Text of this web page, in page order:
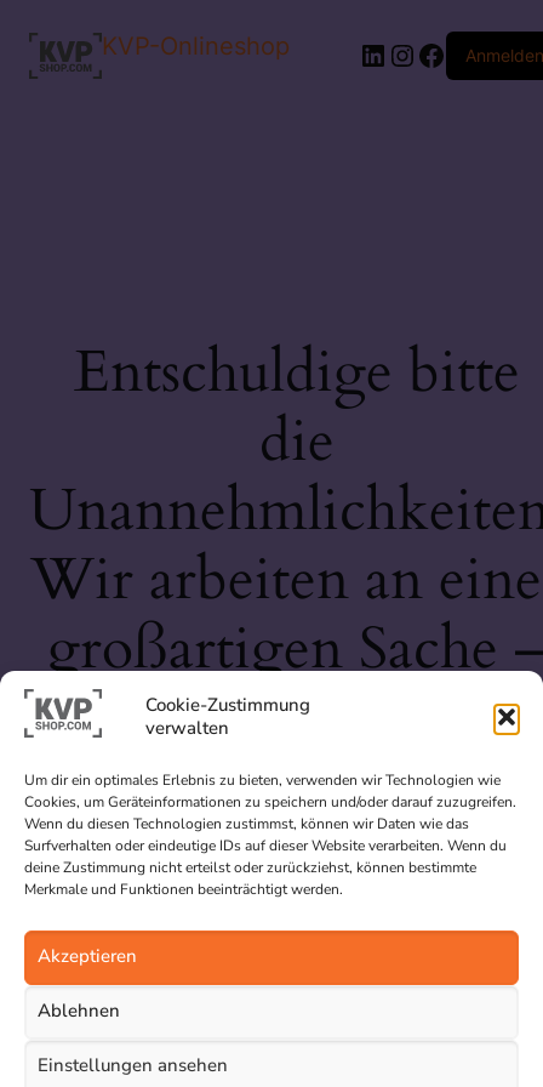
Cookie-Zustimmung
verwalten
Um dir ein optimales Erlebnis zu bieten, verwenden wir Technologien wie
Cookies, um Geräteinformationen zu speichern und/oder darauf zuzugreifen.
Wenn du diesen Technologien zustimmst, können wir Daten wie das
Surfverhalten oder eindeutige IDs auf dieser Website verarbeiten. Wenn du
deine Zustimmung nicht erteilst oder zurückziehst, können bestimmte
Merkmale und Funktionen beeinträchtigt werden.
Akzeptieren
Ablehnen
Einstellungen ansehen
KVP-Onlineshop LinkedIn
Instagram
Anmelden
Entschuldige bitte
die
Wir arbeiten an
großartigen Sache
schau bald wieder
vorbei!